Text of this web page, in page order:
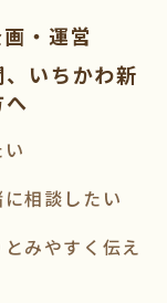
・運営
いちかわ新
相談したい
みやすく伝え